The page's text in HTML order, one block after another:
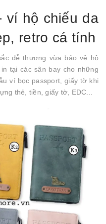
ví hộ chiếu da
retro cá tính
dễ thương vừa bảo vệ hộ
tại các sân bay cho những
ví bọc passport, giấy tờ khi
thẻ, tiền, giấy tờ, EDC...